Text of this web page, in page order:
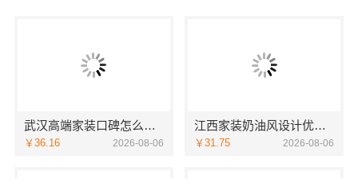
武汉高端家装口碑怎么样，湖北百年米莱空间美学装饰材料有限公司揭秘
￥36.16 2026-08-06
江西家装奶油风设计优选-江西尚宅尚品新型环保材料有限公司
￥31.75 2026-08-06